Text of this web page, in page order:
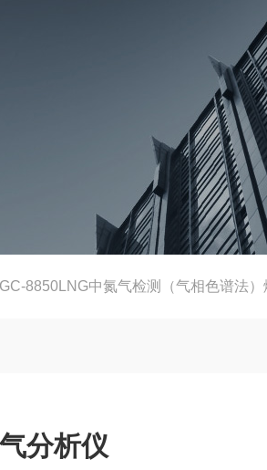
GC-8850LNG中氮气检测（气相色谱法
分析仪